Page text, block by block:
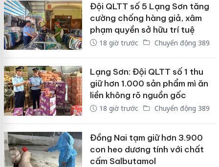
Đội QLTT số 5 Lạng Sơn tăng
cường chống hàng giả, xâm
phạm quyền sở hữu trí tuệ
18 giờ trước Chuyển động 389
Lạng Sơn: Đội QLTT số 1 thu
giữ hơn 1.000 sản phẩm mì ăn
liền không rõ nguồn gốc
18 giờ trước Chuyển động 389
Đồng Nai tạm giữ hơn 3.900
con heo dương tính với chất
cấm Salbutamol